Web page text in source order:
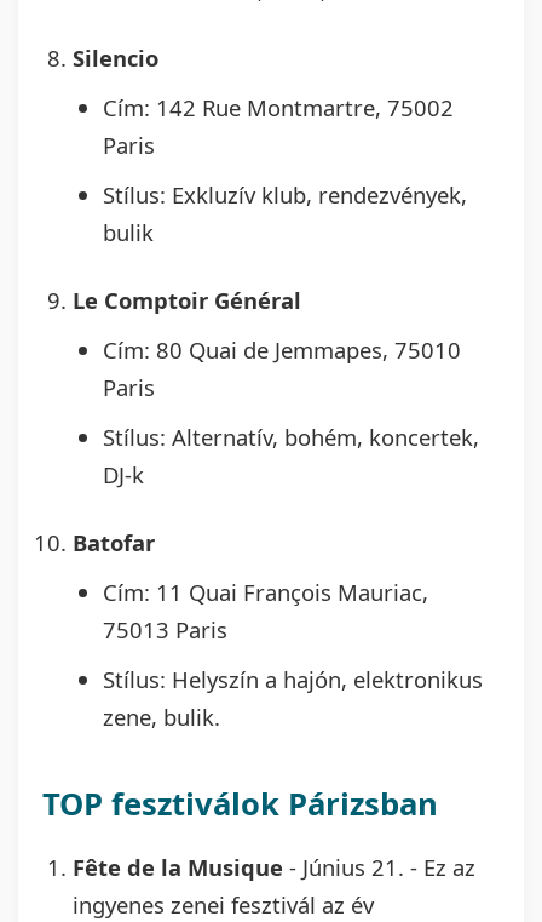
Silencio
Cím: 142 Rue Montmartre, 75002
Paris
Stílus: Exkluzív klub, rendezvények,
bulik
Le Comptoir Général
Cím: 80 Quai de Jemmapes, 75010
Paris
Stílus: Alternatív, bohém, koncertek,
DJ-k
Batofar
Cím: 11 Quai François Mauriac,
75013 Paris
Stílus: Helyszín a hajón, elektronikus
zene, bulik.
TOP fesztiválok Párizsban
Fête de la Musique - Június 21. - Ez az
ingyenes zenei fesztivál az év